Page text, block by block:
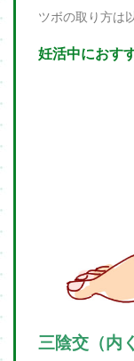
ツボの取り方は
妊活中におす
三陰交（内